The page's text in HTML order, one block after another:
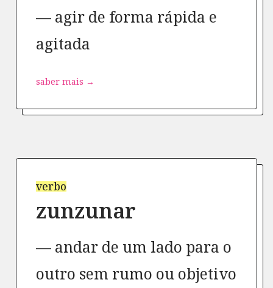
agir de forma rápida e
agitada
saber mais →
verbo
zunzunar
andar de um lado para o
outro sem rumo ou objetivo